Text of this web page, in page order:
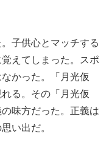
子供心とマッチする
えてしまった。スポ
かった。「月光仮
る。その「月光仮
味方だった。正義は
い出だ。